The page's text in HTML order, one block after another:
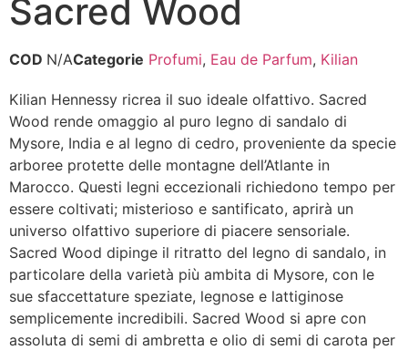
Sacred Wood
COD N/ACategorie Profumi, Eau de Parfum, Kilian
Kilian Hennessy ricrea il suo ideale olfattivo. Sacred
Wood rende omaggio al puro legno di sandalo di
Mysore, India e al legno di cedro, proveniente da specie
arboree protette delle montagne dell’Atlante in
Marocco. Questi legni eccezionali richiedono tempo per
essere coltivati; misterioso e santificato, aprirà un
universo olfattivo superiore di piacere sensoriale.
Sacred Wood dipinge il ritratto del legno di sandalo, in
particolare della varietà più ambita di Mysore, con le
sue sfaccettature speziate, legnose e lattiginose
semplicemente incredibili. Sacred Wood si apre con
assoluta di semi di ambretta e olio di semi di carota per